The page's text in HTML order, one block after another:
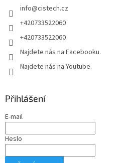
info@cistech.cz
+420733522060
+420733522060
Najdete nás na Facebooku.
Najdete nás na Youtube.
Přihlášení
E-mail
Heslo